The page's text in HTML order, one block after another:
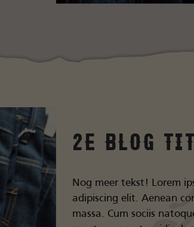
2e blog
Nog meer tekst! Lorem
adipiscing elit. Aenean
massa. Cum sociis